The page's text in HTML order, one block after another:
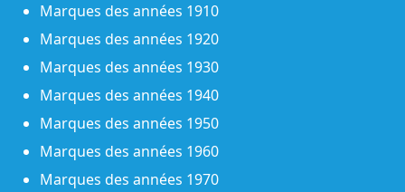
Marques des années 1910
Marques des années 1920
Marques des années 1930
Marques des années 1940
Marques des années 1950
Marques des années 1960
Marques des années 1970